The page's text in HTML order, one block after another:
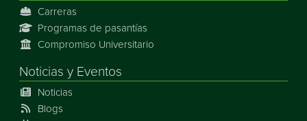
Carreras
Programas de pasantías
Compromiso Universitario
Noticias y Eventos
Noticias
Blogs